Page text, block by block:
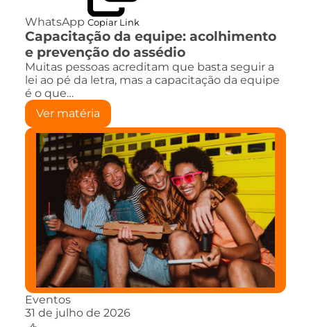
WhatsApp Copiar Link
Capacitação da equipe: acolhimento
e prevenção do assédio
Muitas pessoas acreditam que basta seguir a
lei ao pé da letra, mas a capacitação da equipe
é o que…
Ver matéria
Eventos
31 de julho de 2026